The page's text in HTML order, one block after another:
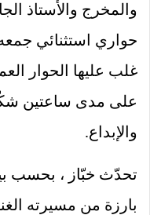
والمخرج والأستاذ
حواري استثنائي
غلب عليها الحوار
على مدى ساعتين
والإبداع.
تحدّث خبّاز ، بحسب
بارزة من مسيرته